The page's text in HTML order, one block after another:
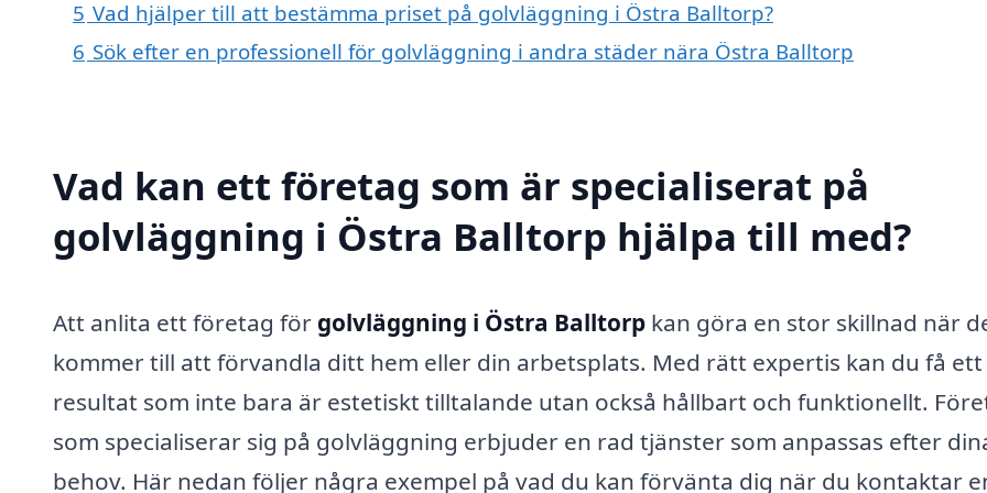
5 Vad hjälper till att bestämma priset på golvläggning i Östra Balltorp?
6 Sök efter en professionell för golvläggning i andra städer nära Östra Balltorp
Vad kan ett företag som är specialiserat på
golvläggning i Östra Balltorp hjälpa till med?
Att anlita ett företag för golvläggning i Östra Balltorp kan göra en stor skillnad när
kommer till att förvandla ditt hem eller din arbetsplats. Med rätt expertis kan du få ett
resultat som inte bara är estetiskt tilltalande utan också hållbart och funktionellt.
som specialiserar sig på golvläggning erbjuder en rad tjänster som anpassas efter
behov. Här nedan följer några exempel på vad du kan förvänta dig när du kontaktar